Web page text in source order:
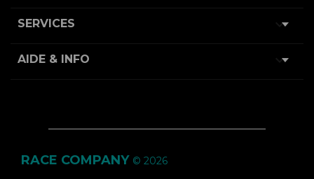
SERVICES 
AIDE & INFO 
RACE COMPANY © 2026